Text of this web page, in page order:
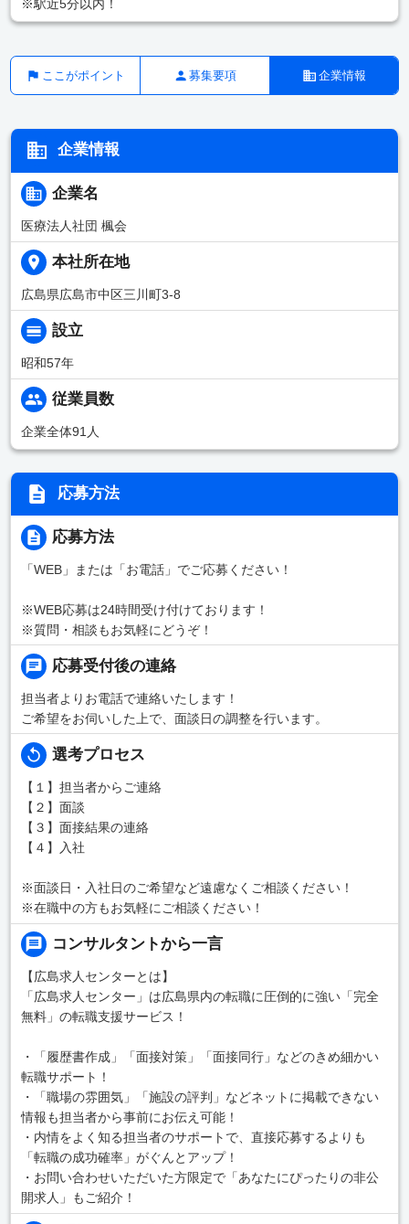
※駅近5分以内！
ここがポイント 募集要項 企業情報
企業情報
企業名
医療法人社団 楓会
本社所在地
広島県広島市中区三川町3-8
設立
昭和57年
従業員数
企業全体91人
応募方法
応募方法
「WEB」または「お電話」でご応募ください！
※WEB応募は24時間受け付けております！
※質問・相談もお気軽にどうぞ！
応募受付後の連絡
担当者よりお電話で連絡いたします！
ご希望をお伺いした上で、面談日の調整を行います。
選考プロセス
【１】担当者からご連絡
【２】面談
【３】面接結果の連絡
【４】入社
※面談日・入社日のご希望など遠慮なくご相談ください！
※在職中の方もお気軽にご相談ください！
コンサルタントから一言
【広島求人センターとは】
「広島求人センター」は広島県内の転職に圧倒的に強い「完全
無料」の転職支援サービス！
・「履歴書作成」「面接対策」「面接同行」などのきめ細かい
転職サポート！
・「職場の雰囲気」「施設の評判」などネットに掲載できない
情報も担当者から事前にお伝え可能！
・内情をよく知る担当者のサポートで、直接応募するよりも
「転職の成功確率」がぐんとアップ！
・お問い合わせいただいた方限定で「あなたにぴったりの非公
開求人」もご紹介！